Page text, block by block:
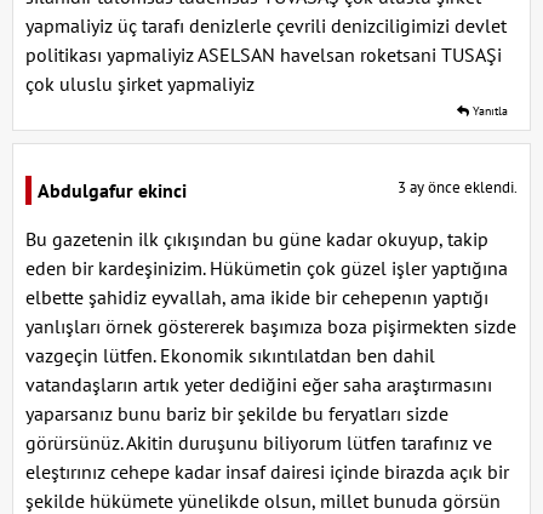
yapmaliyiz üç tarafı denizlerle çevrili denizciligimizi devlet
politikası yapmaliyiz ASELSAN havelsan roketsani TUSAŞi
çok uluslu şirket yapmaliyiz
Yanıtla
Abdulgafur ekinci 3 ay önce eklendi.
Bu gazetenin ilk çıkışından bu güne kadar okuyup, takip
eden bir kardeşinizim. Hükümetin çok güzel işler yaptığına
elbette şahidiz eyvallah, ama ikide bir cehepenın yaptığı
yanlışları örnek göstererek başımıza boza pişirmekten sizde
vazgeçin lütfen. Ekonomik sıkıntılatdan ben dahil
vatandaşların artık yeter dediğini eğer saha araştırmasını
yaparsanız bunu bariz bir şekilde bu feryatları sizde
görürsünüz. Akitin duruşunu biliyorum lütfen tarafınız ve
eleştırınız cehepe kadar insaf dairesi içinde birazda açık bir
şekilde hükümete yünelikde olsun, millet bunuda görsün